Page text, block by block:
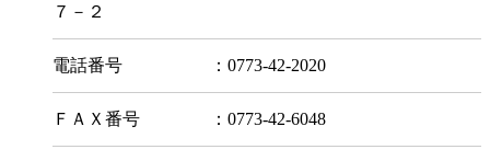
７－２
電話番号 ：0773-42-2020
ＦＡＸ番号 ：0773-42-6048